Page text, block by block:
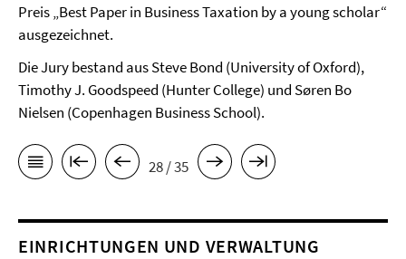
Preis „Best Paper in Business Taxation by a young scholar“
ausgezeichnet.
Die Jury bestand aus Steve Bond (University of Oxford),
Timothy J. Goodspeed (Hunter College) und Søren Bo
Nielsen (Copenhagen Business School).
28 / 35
EINRICHTUNGEN UND VERWALTUNG